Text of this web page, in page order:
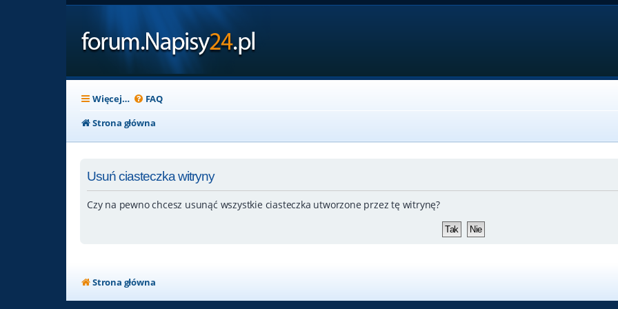
Więcej…
FAQ
Strona główna
Usuń ciasteczka witryny
Czy na pewno chcesz usunąć wszystkie ciasteczka utworzone przez tę witrynę?
Strona główna